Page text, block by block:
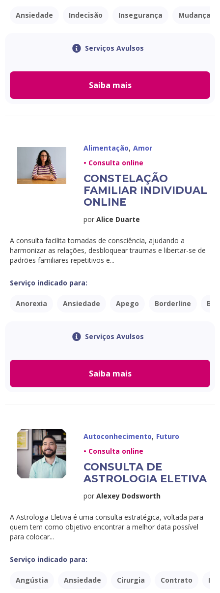
Ansiedade Indecisão Insegurança Mudança
Serviços Avulsos
Saiba mais
Alimentação, Amor
• Consulta online
CONSTELAÇÃO
FAMILIAR INDIVIDUAL
ONLINE
por Alice Duarte
A consulta facilita tomadas de consciência, ajudando a
harmonizar as relações, desbloquear traumas e libertar-se de
padrões familiares repetitivos e...
Serviço indicado para:
Anorexia Ansiedade Apego Borderline
Serviços Avulsos
Saiba mais
Autoconhecimento, Futuro
• Consulta online
CONSULTA DE
ASTROLOGIA ELETIVA
por Alexey Dodsworth
A Astrologia Eletiva é uma consulta estratégica, voltada para
quem tem como objetivo encontrar a melhor data possível
para colocar...
Serviço indicado para:
Angústia Ansiedade Cirurgia Contrato